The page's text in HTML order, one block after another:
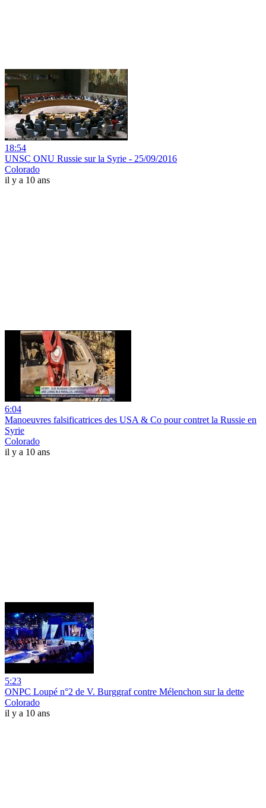
18:54
UNSC ONU Russie sur la Syrie - 25/09/2016
Colorado
il y a 10 ans
6:04
Manoeuvres falsificatrices des USA & Co pour contret la Russie en
Syrie
Colorado
il y a 10 ans
5:23
ONPC Loupé n°2 de V. Burggraf contre Mélenchon sur la dette
Colorado
il y a 10 ans